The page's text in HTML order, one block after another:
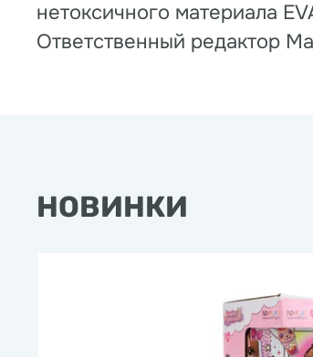
нетоксичного материала
Ответственный редактор
НОВИНКИ